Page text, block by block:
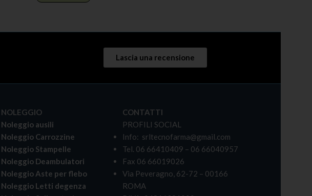
Lascia una recensione
NOLEGGIO
Noleggio ausili
Noleggio Carrozzine
Noleggio Stampelle
Noleggio Deambulatori
Noleggio Aste per flebo
Noleggio Letti degenza
CONTATTI
PROFILI SOCIAL
Info: srltecnofarma@gmail.com
Tel. 06 66410409 – 06 66040957
Fax 06 66019026
Via Peveragno, 62-72 – 00166
ROMA